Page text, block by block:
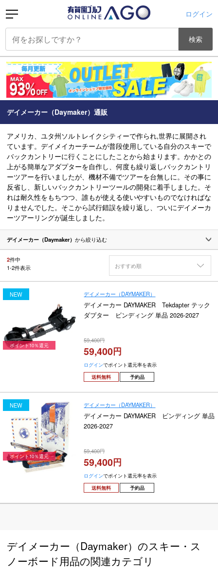
ログイン
検索
デイメーカー（Daymaker）通販
アメリカ、ユタ州ソルトレイクシティーで作られ,世界に展開され
ています。デイメイカーチームが普段使用している自分のスキーで
バックカントリーに行くことにしたことから始まります。かかとの
上がる簡単なアダプターを自作し、何度も繰り返しバックカントリ
ーツアーを行いましたが、機材不備でツアーを台無しに。その事に
反省し、新しいバックカントリーツールの開発に着手しました。そ
れは耐久性をもちつつ、誰もが使える使いやすいものでなければな
りませんでした。そこから試行錯誤を繰り返し、ついにデイメーカ
ーツアーリングが誕生しました。
デイメーカー（Daymaker） から絞り込む
2件中
1-2件表示 おすすめ順
NEW デイメーカー（DAYMAKER）
デイメーカー DAYMAKER Tekdapter テック
ダプター ビンディング 単品 2026-2027
59,400
59,400
ログインでポイント還元率を表示
送料無料
予約品
ポイント10％還元
NEW デイメーカー（DAYMAKER）
デイメーカー DAYMAKER ビンディング 単品
2026-2027
59,400
59,400
ログインでポイント還元率を表示
送料無料
予約品
ポイント10％還元
デイメーカー（Daymaker）のスキー・ス
ノーボード用品の関連カテゴリ